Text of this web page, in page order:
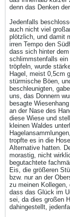
denn das Denken
Jedenfalls
auch nicht viel
plötzlich, und damit
irren Tempo den
dass sich hinter
schlimmstenfalls ein
tröpfeln, wurde
Hagel, meist 0,5cm
stürmische Böen,
beschleunigten,
uns, das Donnern
besagte
an der Nase des
diese Wiese und
kleinen Waldes
tropfte es in die
Alternative hatten.
morastig, nicht
begutachtete
Eis, die größeren
bzw. nur an der
zu meinen
dass das Glück im
sei, da dies großen
dahingestellt,